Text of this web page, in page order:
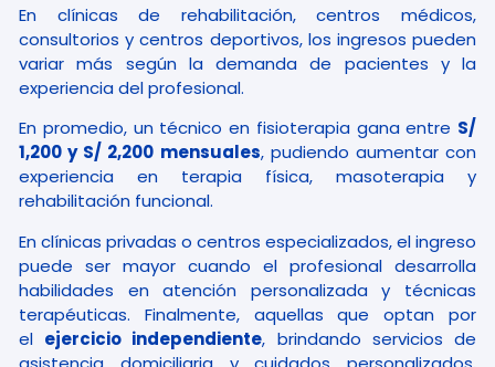
En clínicas de rehabilitación, centros médicos,
consultorios y centros deportivos, los ingresos pueden
variar más según la demanda de pacientes y la
experiencia del profesional.
En promedio, un técnico en fisioterapia gana entre S/
1,200 y S/ 2,200 mensuales, pudiendo aumentar con
experiencia en terapia física, masoterapia y
rehabilitación funcional.
En clínicas privadas o centros especializados, el ingreso
puede ser mayor cuando el profesional desarrolla
habilidades en atención personalizada y técnicas
terapéuticas. Finalmente, aquellas que optan por
el ejercicio independiente, brindando servicios de